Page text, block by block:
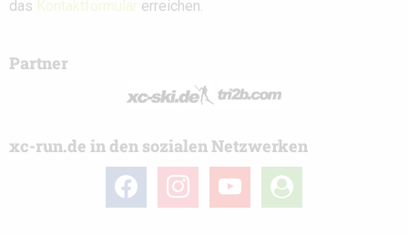
das Kontaktformular erreichen.
Partner
xc-run.de in den sozialen Netzwerken
facebook instagramyoutube
user-
circle